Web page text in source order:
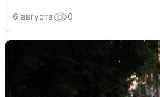
6 августа 0